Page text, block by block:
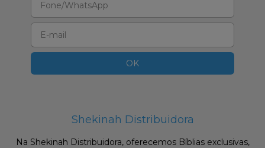
Shekinah Distribuidora
Na Shekinah Distribuidora, oferecemos Bíblias exclusivas,